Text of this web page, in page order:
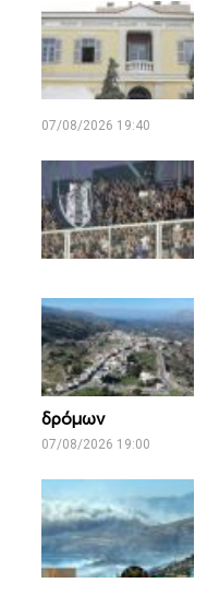
07/08/2026 19:40
δρόμων
07/08/2026 19:00